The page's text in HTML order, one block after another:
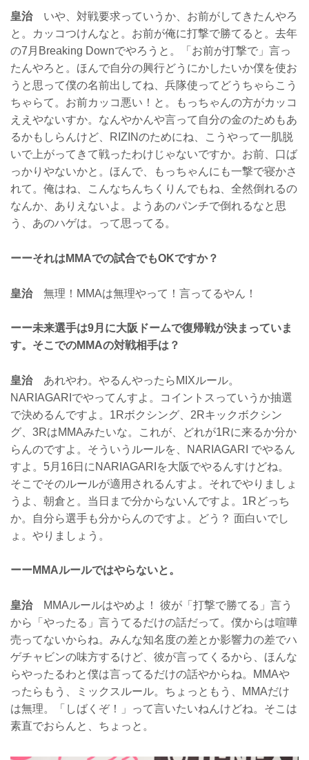
皇治いや、対戦要求っていうか、お前がしてきたんやろ
と。カッコつけんなと。お前が俺に打撃で勝てると。去年
の7月Breaking Downでやろうと。「お前が打撃で」言っ
たんやろと。ほんで自分の興行どうにかしたいか僕を使お
うと思って僕の名前出してね、兵隊使ってどうちゃらこう
ちゃらて。お前カッコ悪い！と。もっちゃんの方がカッコ
ええやないすか。なんやかんや言って自分の金のためもあ
るかもしらんけど、RIZINのためにね、こうやって一肌脱
いで上がってきて戦ったわけじゃないですか。お前、口ば
っかりやないかと。ほんで、もっちゃんにも一撃で寝かさ
れて。俺はね、こんなちんちくりんでもね、全然倒れるの
なんか、ありえないよ。ようあのパンチで倒れるなと思
う、あのハゲは。って思ってる。
ーーそれはMMAでの試合でもOKですか？
皇治無理！MMAは無理やって！言ってるやん！
ーー未来選手は9月に大阪ドームで復帰戦が決まっていま
す。そこでのMMAの対戦相手は？
皇治あれやわ。やるんやったらMIXルール。
NARIAGARIでやってんすよ。コイントスっていうか抽選
で決めるんですよ。1Rボクシング、2Rキックボクシン
グ、3RはMMAみたいな。これが、どれが1Rに来るか分か
らんのですよ。そういうルールを、NARIAGARI でやるん
すよ。5月16日にNARIAGARIを大阪でやるんすけどね。
そこでそのルールが適用されるんすよ。それでやりましょ
うよ、朝倉と。当日まで分からないんですよ。1Rどっち
か。自分ら選手も分からんのですよ。どう？ 面白いでし
ょ。やりましょう。
ーーMMAルールではやらないと。
皇治MMAルールはやめよ！ 彼が「打撃で勝てる」言う
から「やったる」言うてるだけの話だって。僕からは喧嘩
売ってないからね。みんな知名度の差とか影響力の差でハ
ゲチャビンの味方するけど、彼が言ってくるから、ほんな
らやったるわと僕は言ってるだけの話やからね。MMAや
ったらもう、ミックスルール。ちょっともう、MMAだけ
は無理。「しばくぞ！」って言いたいねんけどね。そこは
素直でおらんと、ちょっと。